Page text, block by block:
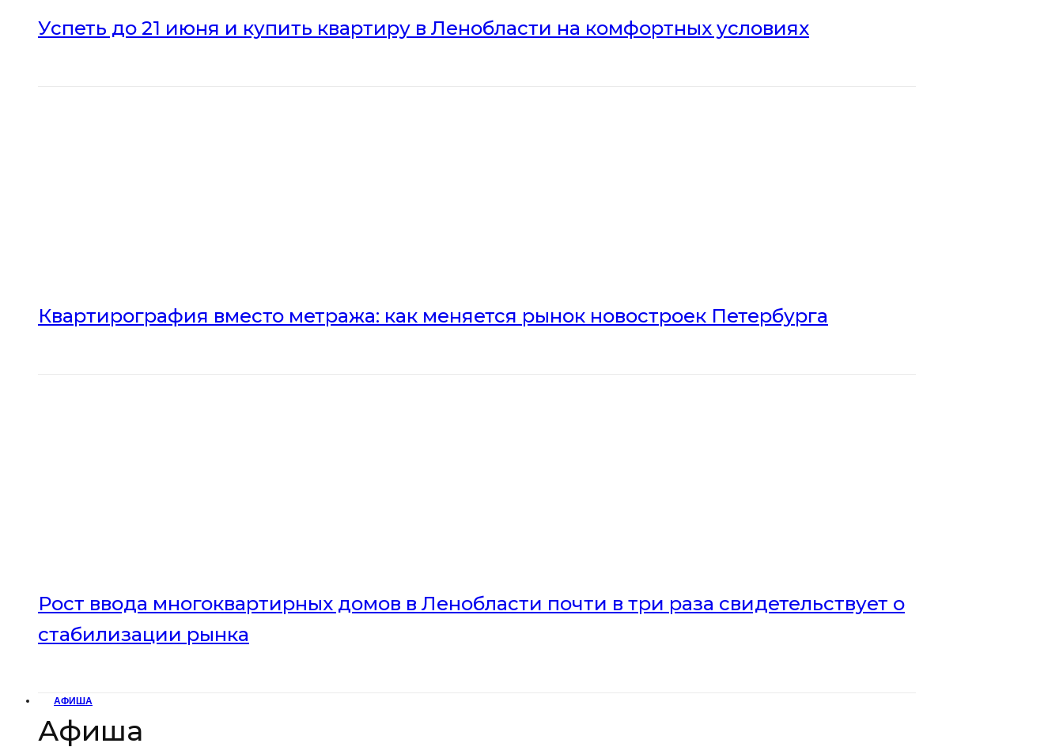
Успеть до 21 июня и купить квартиру в Ленобласти на комфортных условиях
Квартирография вместо метража: как меняется рынок новостроек Петербурга
Рост ввода многоквартирных домов в Ленобласти почти в три раза свидетельствует о
стабилизации рынка
АФИША
Афиша